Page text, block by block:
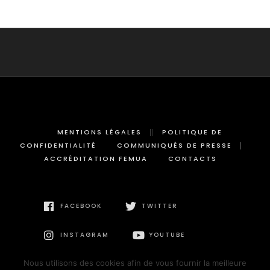
MENTIONS LÉGALES
POLITIQUE DE
CONFIDENTIALITÉ
COMMUNIQUÉS DE PRESSE
ACCRÉDITATION FEMUA
CONTACTS
FACEBOOK TWITTER
INSTAGRAM YOUTUBE
Nous utilisons des cookies afin de vous fournir la meilleure